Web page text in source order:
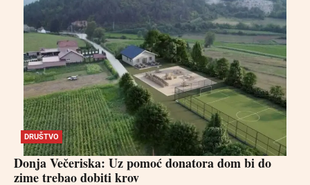
DRUŠTVO
Donja Večeriska: Uz pomoć donatora dom bi do
zime trebao dobiti krov